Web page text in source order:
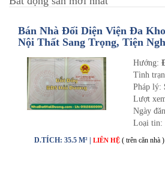
Bán Nhà Đối Diện Viện Đa
Nội Thất Sang Trọng, Tiện
Hướng:
Tình
Pháp lý:
Lượt
Ngày
Loại tin:
D.TÍCH: 35.5 M² | LIÊN HỆ ( trên căn nhà )